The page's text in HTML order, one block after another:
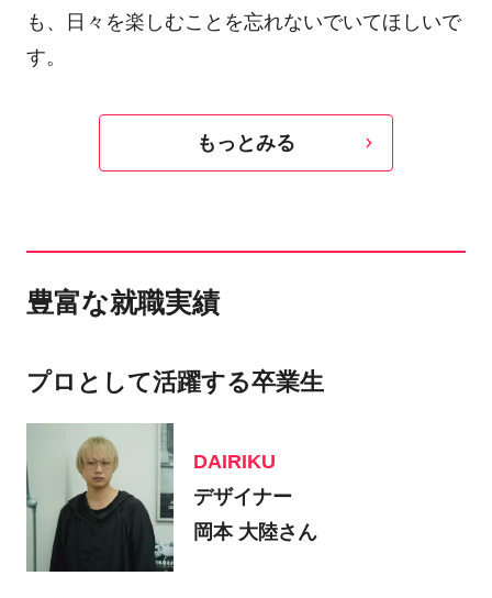
も、日々を楽しむことを忘れないでいてほしいで
す。
もっとみる
豊富な就職実績
プロとして活躍する卒業生
DAIRIKU
デザイナー
岡本 大陸さん